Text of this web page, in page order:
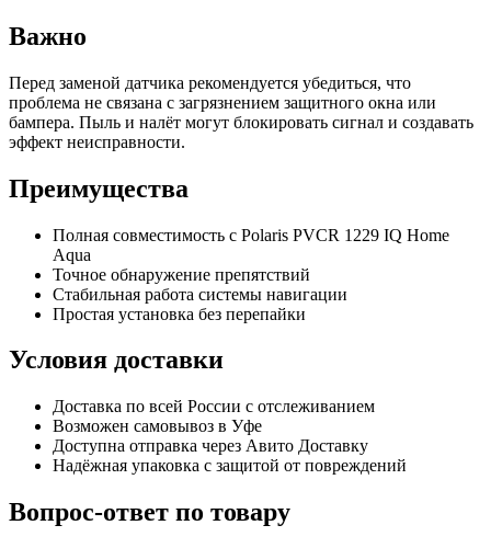
Важно
Перед заменой датчика рекомендуется убедиться, что
проблема не связана с загрязнением защитного окна или
бампера. Пыль и налёт могут блокировать сигнал и создавать
эффект неисправности.
Преимущества
Полная совместимость с Polaris PVCR 1229 IQ Home
Aqua
Точное обнаружение препятствий
Стабильная работа системы навигации
Простая установка без перепайки
Условия доставки
Доставка по всей России с отслеживанием
Возможен самовывоз в Уфе
Доступна отправка через Авито Доставку
Надёжная упаковка с защитой от повреждений
Вопрос-ответ по товару